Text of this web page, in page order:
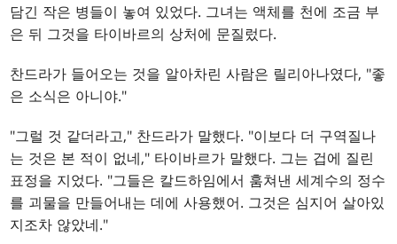
담긴 작은 병들이 놓여 있었다. 그녀는 액체를 천에 조금 부
은 뒤 그것을 타이바르의 상처에 문질렀다.
찬드라가 들어오는 것을 알아차린 사람은 릴리아나였다, "좋
은 소식은 아니야."
"그럴 것 같더라고," 찬드라가 말했다. "이보다 더 구역질나
는 것은 본 적이 없네," 타이바르가 말했다. 그는 겁에 질린
표정을 지었다. "그들은 칼드하임에서 훔쳐낸 세계수의 정수
를 괴물을 만들어내는 데에 사용했어. 그것은 심지어 살아있
지조차 않았네."